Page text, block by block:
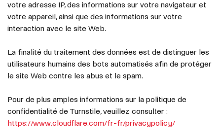
votre adresse IP, des informations sur votre navigateur et
votre appareil, ainsi que des informations sur votre
interaction avec le site Web.
La finalité du traitement des données est de distinguer les
utilisateurs humains des bots automatisés afin de protéger
le site Web contre les abus et le spam.
Pour de plus amples informations sur la politique de
confidentialité de Turnstile, veuillez consulter :
https://www.cloudflare.com/fr-fr/privacypolicy/